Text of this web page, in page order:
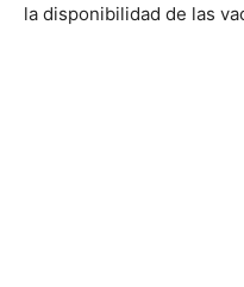
la disponibilidad de las